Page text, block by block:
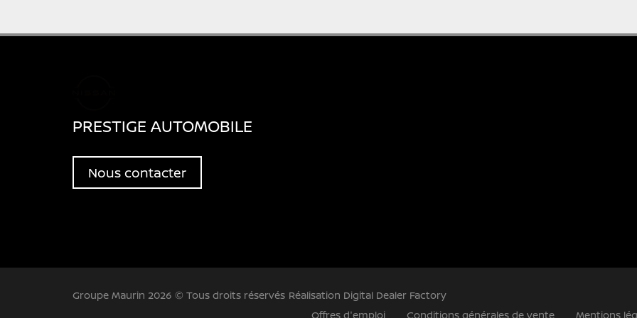
PRESTIGE AUTOMOBILE
Nous contacter
Groupe Maurin 2026 © Tous droits réservés Réalisation Digital Dealer Factory
Offres d'emploi
Conditions générales de vente Mentions